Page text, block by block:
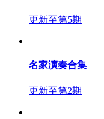
更新至第5期
名家演奏合集
更新至第2期